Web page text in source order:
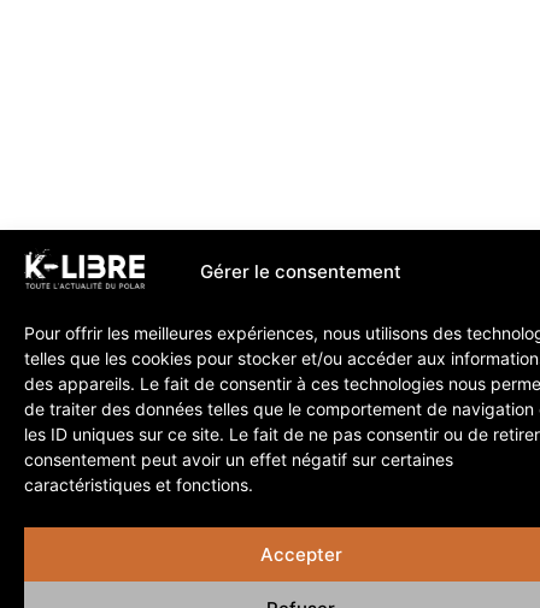
Gérer le consentement
Pour offrir les meilleures expériences, nous utilisons des
telles que les cookies pour stocker et/ou accéder aux
des appareils. Le fait de consentir à ces technologies nous
de traiter des données telles que le comportement de navigation
les ID uniques sur ce site. Le fait de ne pas consentir ou de
consentement peut avoir un effet négatif sur certaines
caractéristiques et fonctions.
Accepter